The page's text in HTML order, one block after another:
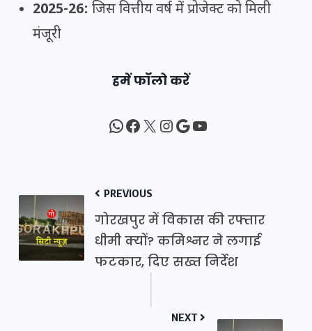
2025-26: जिस वित्तीय वर्ष में प्रोजेक्ट को मिली
मंजूरी
हमें फॉलो करें
WhatsApp
Facebook
X Instagram
Google
YouTube
PREVIOUS
गोरखपुर में विकास की रफ्तार
धीमी क्यों? कमिश्नर ने लगाई
फटकार, दिए सख्त निर्देश
NEXT